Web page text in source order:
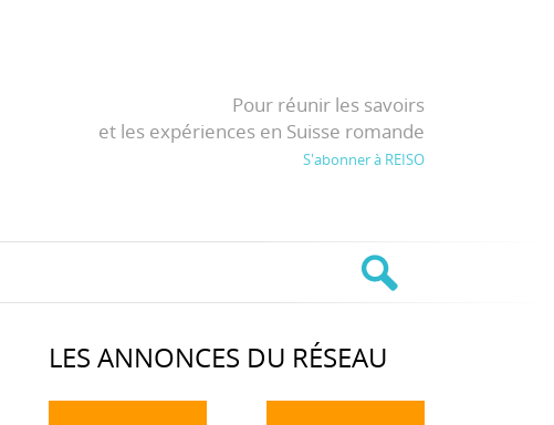
Pour réunir les savoirs
et les expériences en Suisse romande
S'abonner à REISO
LES ANNONCES DU RÉSEAU